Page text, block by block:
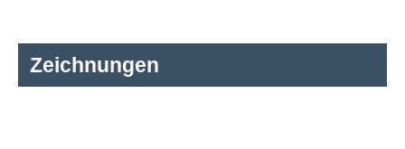
Zeichnungen